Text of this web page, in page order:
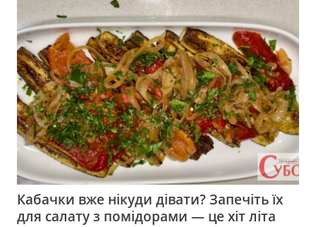
Кабачки вже нікуди дівати? Запечіть їх
для салату з помідорами — це хіт літа